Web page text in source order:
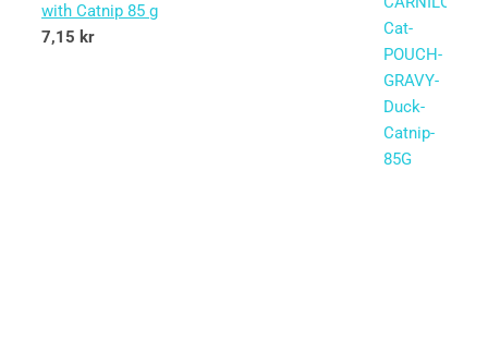
with Catnip 85 g
7,15 kr